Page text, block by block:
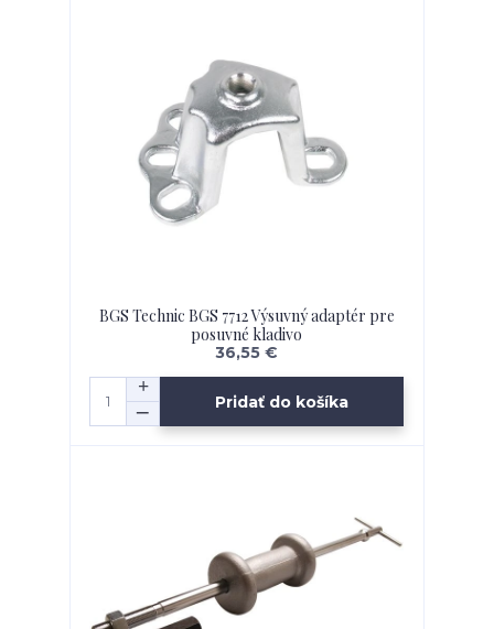
BGS Technic BGS 7712 Výsuvný adaptér pre
posuvné kladivo
36,55 €
Pridať do košíka